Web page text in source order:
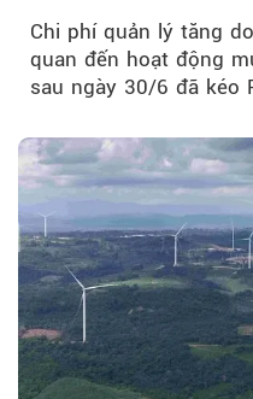
Chi phí quản lý tăng
quan đến hoạt động
sau ngày 30/6 đã kéo